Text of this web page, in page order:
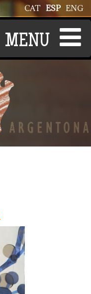
ENG
ESP
CAT